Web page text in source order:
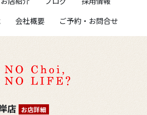
会社概要 ご予約・お問合せ
店 お店詳細